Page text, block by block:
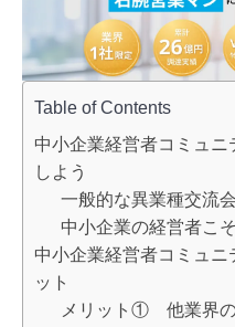
Table of Contents
中小企業経営者コミュ
しよう
一般的な異業種交流
中小企業の経営者こ
中小企業経営者コミュニ
ット
メリット① 他業界の